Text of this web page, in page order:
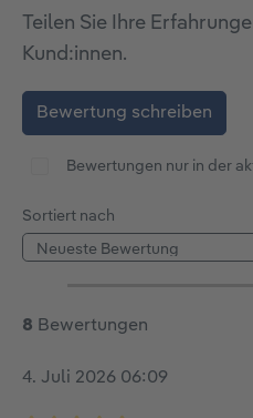
Teilen Sie Ihre
Kund:innen.
Bewertung schreiben
Bewertungen nur in der
Sortiert nach
8 Bewertungen
4. Juli 2026 06:09